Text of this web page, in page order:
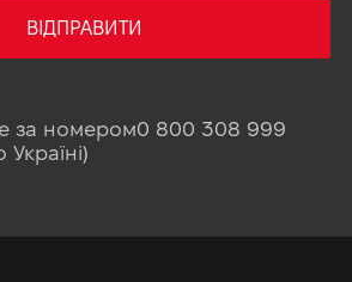
ВІДПРАВИТИ
за номером0 800 308 999